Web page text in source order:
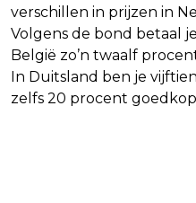
verschillen in prijzen in
Volgens de bond betaal
België zo’n twaalf
In Duitsland ben je
zelfs 20 procent